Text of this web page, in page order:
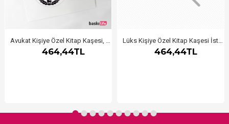
Avukat Kişiye Özel Kitap Kaşesi, Kitap Damgası, Kitap Mührü 225
464,44TL
Lüks Kişiye Özel Kitap Kaşesi İstanbul 5
464,44TL